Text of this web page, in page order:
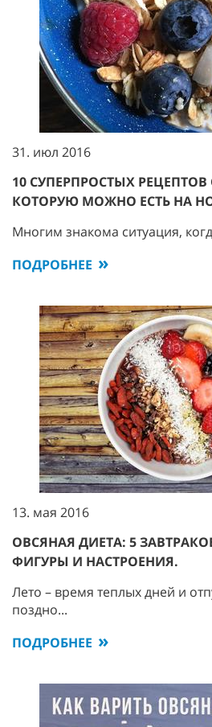
31. июл 2016
10 СУПЕРПРОСТЫХ
КОТОРУЮ МОЖНО ЕСТЬ НА
Многим знакома ситуация,
ПОДРОБНЕЕ
13. мая 2016
ОВСЯНАЯ ДИЕТА: 5
ФИГУРЫ И НАСТРОЕНИЯ.
Лето – время теплых дней и
поздно...
ПОДРОБНЕЕ